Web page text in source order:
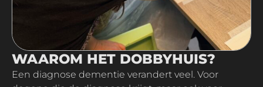
WAAROM HET DOBBYHUIS?
Een diagnose dementie verandert veel. Voor